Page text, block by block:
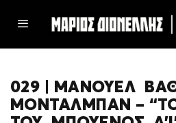
029 | ΜΑΝΟΥΕΛ
ΜΟΝΤΑΛΜΠΑΝ –